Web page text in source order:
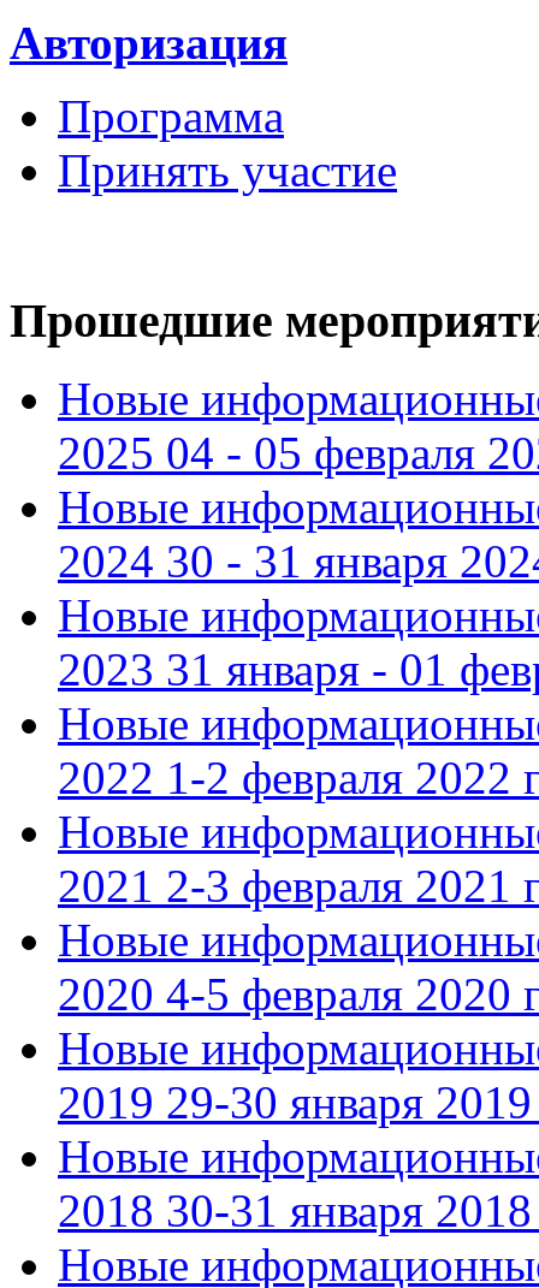
Авторизация
Программа
Принять участие
Прошедшие
Новые
2025 04 - 05 февраля
Новые
2024 30 - 31 января
Новые
2023 31 января - 01
Новые
2022 1-2 февраля 2022
Новые
2021 2-3 февраля 2021
Новые
2020 4-5 февраля 2020
Новые
2019 29-30 января 2019
Новые
2018 30-31 января 2018
Новые